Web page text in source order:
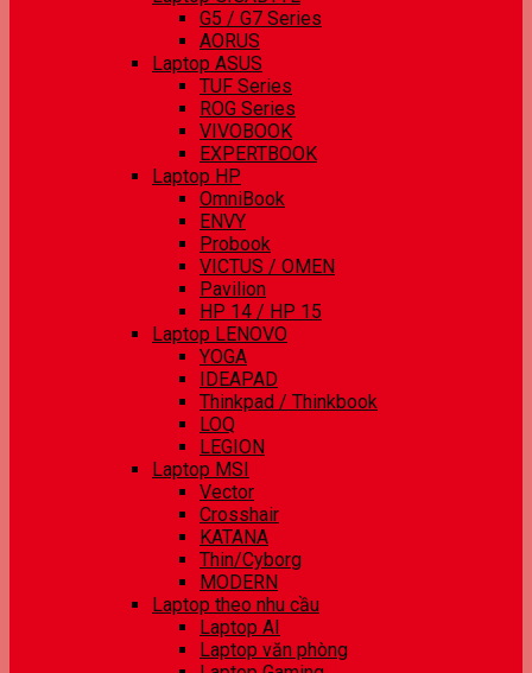
G5 / G7 Series
AORUS
Laptop ASUS
TUF Series
ROG Series
VIVOBOOK
EXPERTBOOK
Laptop HP
OmniBook
ENVY
Probook
VICTUS / OMEN
Pavilion
HP 14 / HP 15
Laptop LENOVO
YOGA
IDEAPAD
Thinkpad / Thinkbook
LOQ
LEGION
Laptop MSI
Vector
Crosshair
KATANA
Thin/Cyborg
MODERN
Laptop theo nhu cầu
Laptop AI
Laptop văn phòng